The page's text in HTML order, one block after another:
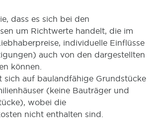
dass es sich bei den
um Richtwerte handelt, die im
individuelle Einflüsse
auch von den dargestellten
können.
sich auf baulandfähige Grundstücke
(keine Bauträger und
wobei die
nicht enthalten sind.